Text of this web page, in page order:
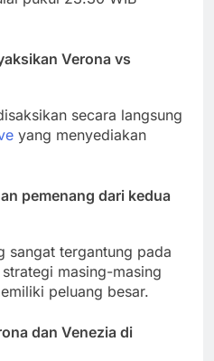
Verona vs
secara langsung
yang menyediakan
pemenang dari kedua
sangat tergantung pada
masing-masing
peluang besar.
dan Venezia di